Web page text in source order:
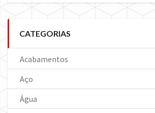
CATEGORIAS
Acabamentos
Aço
Água